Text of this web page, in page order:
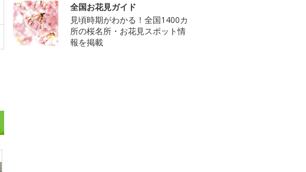
全国お花見ガイド
見頃時期がわかる！全国1400カ
所の桜名所・お花見スポット情
報を掲載